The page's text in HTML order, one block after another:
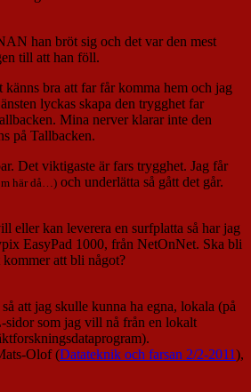
han bröt sig och det var den mest
till att han föll.
känns bra att far får komma hem och jag
lyckas skapa den trygghet far
Mina nerver klarar inte den
på Tallbacken.
Det viktigaste är fars trygghet. Jag får
här då…) och underlätta så gått det går.
eller kan leverera en surfplatta så har jag
EasyPad 1000, från NetOnNet. Ska bli
kommer att bli något?
att jag skulle kunna ha egna, lokala (på
som jag vill nå från en lokalt
Olof (Datateknik och farsan 2/2-2011),